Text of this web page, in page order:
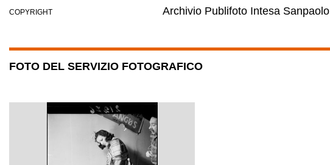
COPYRIGHT Archivio Publifoto Intesa Sanpaolo
FOTO DEL SERVIZIO FOTOGRAFICO